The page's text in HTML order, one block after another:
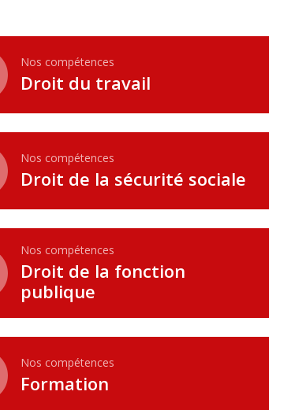
Nos compétences
Droit du travail
Nos compétences
Droit de la sécurité sociale
Nos compétences
Droit de la fonction
publique
Nos compétences
Formation